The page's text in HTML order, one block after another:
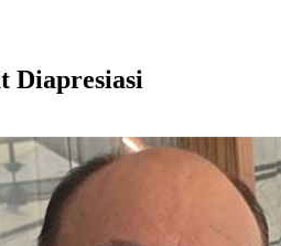
Diapresiasi